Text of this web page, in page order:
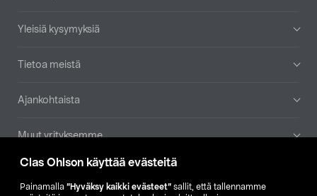
Clas Ohlson käyttää evästeitä
Painamalla ”Hyväksy kaikki evästeet” sallit, että tallennamme
Yleisiä kysymyksiä
Tietoa meistä
Ajankohtaista
Muut yrityksemme
Etsi myymälä